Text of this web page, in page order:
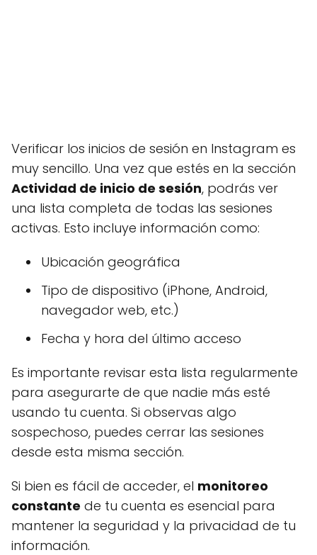
Verificar los inicios de sesión en Instagram es
muy sencillo. Una vez que estés en la sección
Actividad de inicio de sesión, podrás ver
una lista completa de todas las sesiones
activas. Esto incluye información como:
Ubicación geográfica
Tipo de dispositivo (iPhone, Android,
navegador web, etc.)
Fecha y hora del último acceso
Es importante revisar esta lista regularmente
para asegurarte de que nadie más esté
usando tu cuenta. Si observas algo
sospechoso, puedes cerrar las sesiones
desde esta misma sección.
Si bien es fácil de acceder, el monitoreo
constante de tu cuenta es esencial para
mantener la seguridad y la privacidad de tu
información.